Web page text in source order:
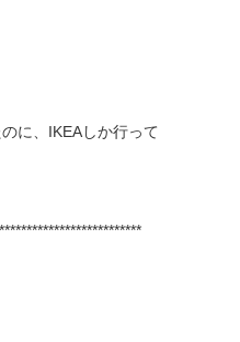
に、IKEAしか行って